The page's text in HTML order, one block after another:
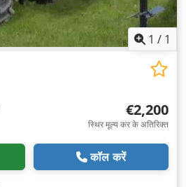
1 / 1
€2,200
स्थिर मूल्य कर के अतिरिक्त
कॉल करें